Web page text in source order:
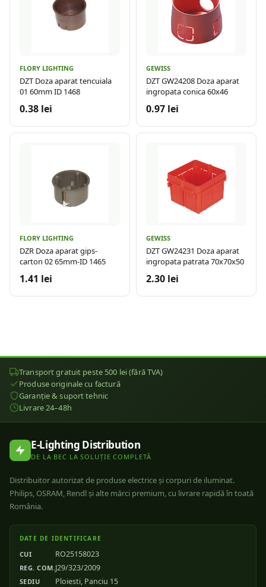
FLORY LIGHTING
DZT Doza aparat tencuiala
01 60mm ID 1468
0.38 lei
GEWISS
DZT GW24208 Doza aparat
ingropata conica 60x46
0.97 lei
FLORY LIGHTING
DZR Doza aparat gips-
carton 02 65mm-ID 1465
1.41 lei
GEWISS
DZT GW24231 Doza aparat
ingropata patrata 70x70x50
2.30 lei
Transport gratuit peste 500 lei (fără TVA)
Produse originale cu factură
Garanție & suport tehnic
Livrare 24–48h
E-Lighting Distribution
DE LA BEC LA SOLUȚIE COMPLETĂ
Distribuitor autorizat de produse electrice și corpuri de iluminat.
Philips, OSRAM, Rendl și alte mărci premium, cu livrare rapidă în toată
România.
DATE DE IDENTIFICARE
CUI RO25158023
REG. COM.J29/323/2009
SEDIU Ploiesti, Panciu 15